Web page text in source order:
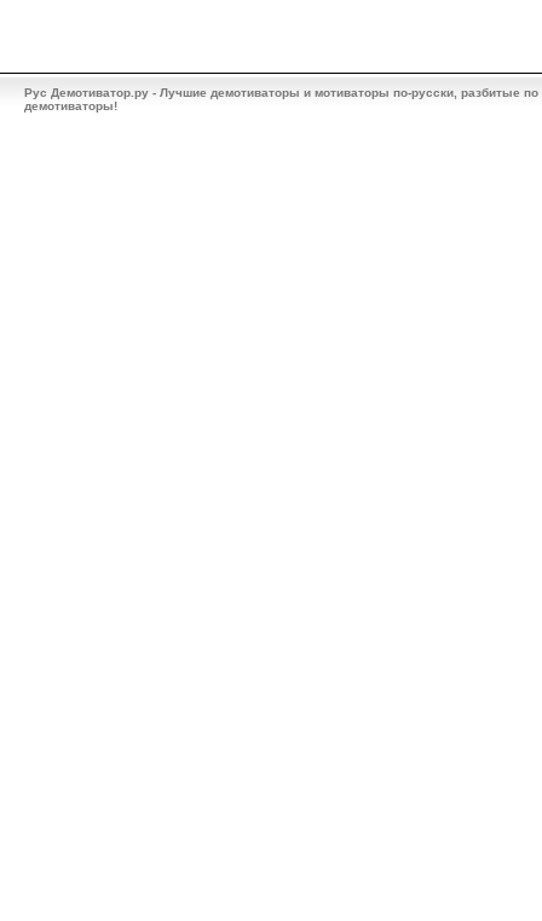
Рус Демотиватор.ру - Лучшие демотиваторы и мотиваторы по-русски, разбитые
демотиваторы!